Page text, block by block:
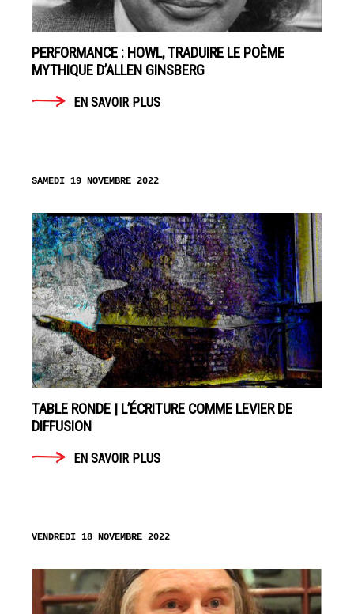
PERFORMANCE : HOWL, TRADUIRE LE POÈME
MYTHIQUE D’ALLEN GINSBERG
EN SAVOIR PLUS
SAMEDI 19 NOVEMBRE 2022
TABLE RONDE | L’ÉCRITURE COMME LEVIER DE
DIFFUSION
EN SAVOIR PLUS
VENDREDI 18 NOVEMBRE 2022